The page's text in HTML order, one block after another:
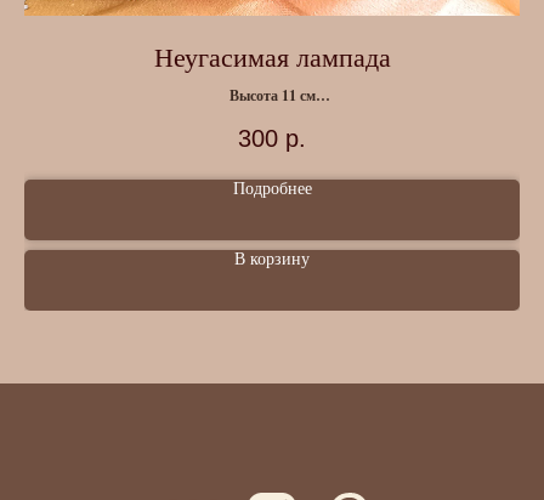
Неугасимая лампада
Высота 11 см
300 р.
Подробнее
В корзину